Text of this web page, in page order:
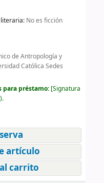
No es ficción
de Antropología y
Católica Sedes
préstamo: Signatura
artículo
carrito